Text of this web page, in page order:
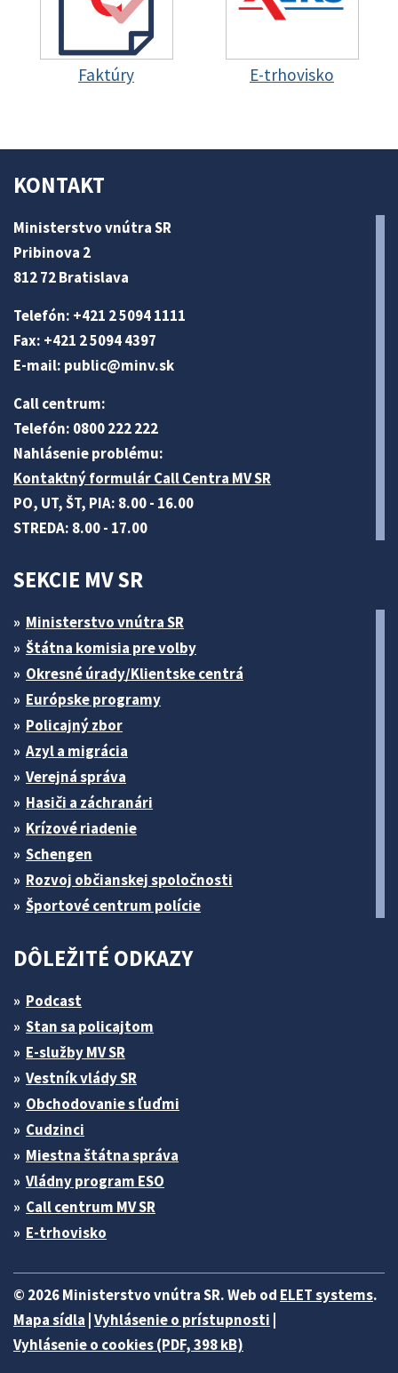
Faktúry E-trhovisko
KONTAKT
Ministerstvo vnútra SR
Pribinova 2
812 72 Bratislava
Telefón: +421 2 5094 1111
Fax: +421 2 5094 4397
E-mail: public@minv.sk
Call centrum:
Telefón: 0800 222 222
Nahlásenie problému:
Kontaktný formulár Call Centra MV SR
PO, UT, ŠT, PIA: 8.00 - 16.00
STREDA: 8.00 - 17.00
SEKCIE MV SR
Ministerstvo vnútra SR
Štátna komisia pre volby
Okresné úrady/Klientske centrá
Európske programy
Policajný zbor
Azyl a migrácia
Verejná správa
Hasiči a záchranári
Krízové riadenie
Schengen
Rozvoj občianskej spoločnosti
Športové centrum polície
DÔLEŽITÉ ODKAZY
Podcast
Stan sa policajtom
E-služby MV SR
Vestník vlády SR
Obchodovanie s ľuďmi
Cudzinci
Miestna štátna správa
Vládny program ESO
Call centrum MV SR
E-trhovisko
© 2026 Ministerstvo vnútra SR. Web od ELET systems.
Mapa sídla Vyhlásenie o prístupnosti
Vyhlásenie o cookies (PDF, 398 kB)